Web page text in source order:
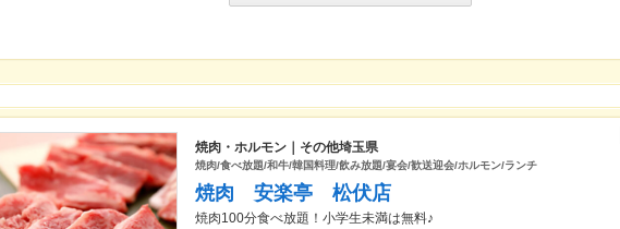
焼肉・ホルモン｜その他埼玉県
焼肉/食べ放題/和牛/韓国料理/飲み放題/宴会/歓送迎会/ホルモン/ランチ
焼肉 安楽亭 松伏店
焼肉100分食べ放題！小学生未満は無料♪